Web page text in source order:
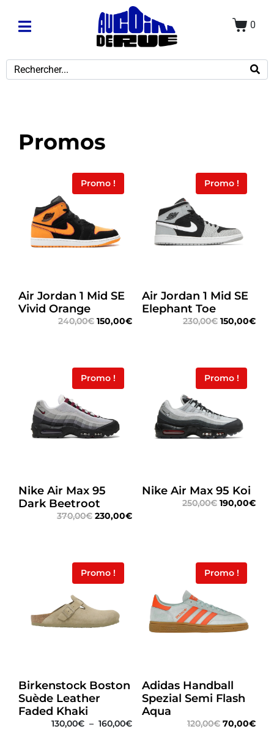
0
Promos
Promo !
Air Jordan 1 Mid SE
Vivid Orange
240,00€ 150,00€
Promo !
Air Jordan 1 Mid SE
Elephant Toe
230,00€ 150,00€
Promo !
Nike Air Max 95
Dark Beetroot
370,00€ 230,00€
Promo !
Nike Air Max 95 Koi
250,00€ 190,00€
Promo !
Birkenstock Boston
Suède Leather
Faded Khaki
130,00€ – 160,00€
Promo !
Adidas Handball
Spezial Semi Flash
Aqua
120,00€ 70,00€